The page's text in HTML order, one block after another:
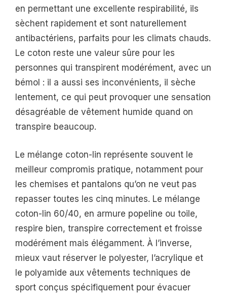
en permettant une excellente respirabilité, ils
sèchent rapidement et sont naturellement
antibactériens, parfaits pour les climats chauds.
Le coton reste une valeur sûre pour les
personnes qui transpirent modérément, avec un
bémol : il a aussi ses inconvénients, il sèche
lentement, ce qui peut provoquer une sensation
désagréable de vêtement humide quand on
transpire beaucoup.
Le mélange coton-lin représente souvent le
meilleur compromis pratique, notamment pour
les chemises et pantalons qu’on ne veut pas
repasser toutes les cinq minutes. Le mélange
coton-lin 60/40, en armure popeline ou toile,
respire bien, transpire correctement et froisse
modérément mais élégamment. À l’inverse,
mieux vaut réserver le polyester, l’acrylique et
le polyamide aux vêtements techniques de
sport conçus spécifiquement pour évacuer